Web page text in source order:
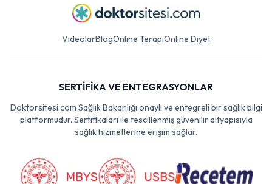
VideolarBlogOnline TerapiOnline Diyet
SERTİFİKA VE ENTEGRASYONLAR
Doktorsitesi.com Sağlık Bakanlığı onaylı ve entegreli bir sağlık bilgi
platformudur. Sertifikaları ile tescillenmiş güvenilir altyapısıyla
sağlık hizmetlerine erişim sağlar.